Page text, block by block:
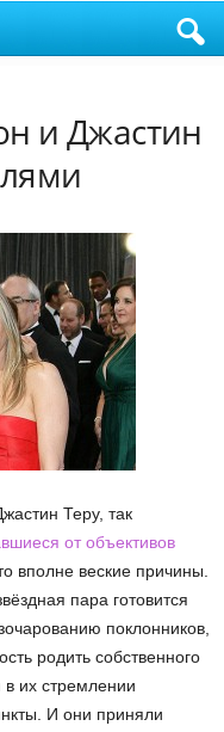
и Джастин
Теру, так
от объективов
вполне веские причины.
пара готовится
поклонников,
родить собственного
их стремлении
И они приняли